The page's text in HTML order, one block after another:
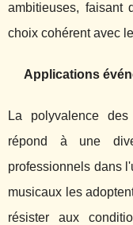
ambitieuses, faisant
choix cohérent avec
Applications
La polyvalence
répond à une
professionnels dans
musicaux les
résister aux